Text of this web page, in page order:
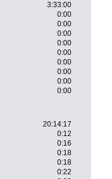
3:33:00
0:00
0:00
0:00
0:00
0:00
0:00
0:00
0:00
0:00
20:14:17
0:12
0:16
0:18
0:18
0:22